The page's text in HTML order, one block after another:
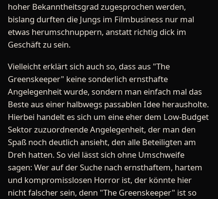
hoher Bekanntheitsgrad zugesprochen werden,
bislang durften die Jungs im Filmbusiness nur mal
etwas herumschnuppern, anstatt richtig dick im
Geschäft zu sein.
Vielleicht erklärt sich auch so, dass aus "The
Greenskeeper" keine sonderlich ernsthafte
Angelegenheit wurde, sondern man einfach mal das
Beste aus einer halbwegs passablen Idee herausholte.
Hierbei handelt es sich um eine eher dem Low-Budget
Sektor zuzuordnende Angelegenheit, der man den
Spaß noch deutlich ansieht, den alle Beteiligten am
Dreh hatten. So viel lässt sich ohne Umschweife
sagen: Wer auf der Suche nach ernsthaftem, hartem
und kompromisslosen Horror ist, der könnte hier
nicht falscher sein, denn "The Greenskeeper" ist so